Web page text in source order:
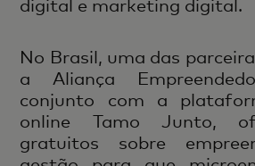
digital e marketing digital.
No Brasil, uma das
a Aliança
conjunto com a
online Tamo Junto,
gratuitos sobre